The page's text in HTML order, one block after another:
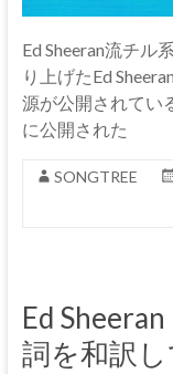
Ed Sheeran流チル
り上げたEd
源が公開されてい
に公開された
SONGTREE
Ed
詞を和訳